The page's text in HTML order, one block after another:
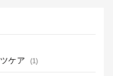
ケア (1)